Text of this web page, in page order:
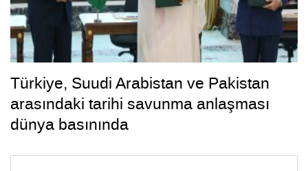
Türkiye, Suudi Arabistan ve Pakistan
arasındaki tarihi savunma anlaşması
dünya basınında